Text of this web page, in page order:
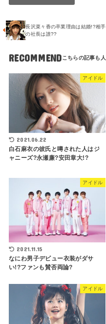
長沢菜々香の卒業理由は結婚!?相手
の社長は誰??
RECOMMEND
アイドル
2021.06.22
白石麻衣の彼氏と噂された人はジ
ャニーズ?永瀬廉?安田章大!?
アイドル
2021.11.15
なにわ男子デビュー衣装がダサ
い!?ファンも賛否両論?
アイドル